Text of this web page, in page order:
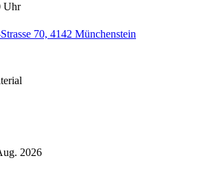
Uhr
70, 4142 Münchenstein
2026